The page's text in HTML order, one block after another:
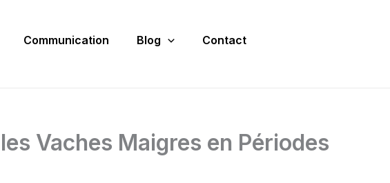
Communication Blog Contact
Vaches Maigres en Périodes